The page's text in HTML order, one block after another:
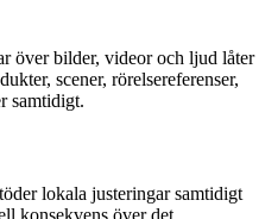
över bilder, videor och ljud låter
scener, rörelsereferenser,
samtidigt.
lokala justeringar samtidigt